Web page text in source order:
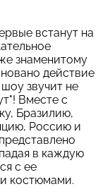
встанут на
знаменитому
действие
звучит не
Вместе с
Бразилию,
Россию и
в каждую
с ее
костюмами.